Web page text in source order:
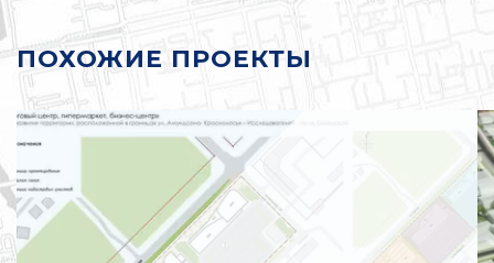
ПОХОЖИЕ ПРОЕКТЫ